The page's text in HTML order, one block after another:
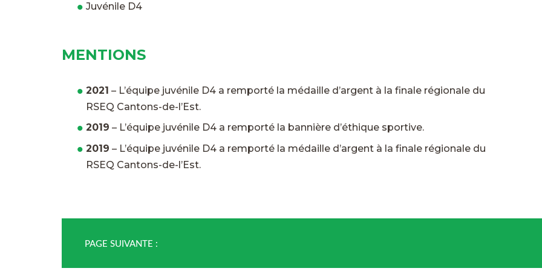
Juvénile D4
MENTIONS
2021 – L’équipe juvénile D4 a remporté la médaille d’argent à la finale régionale du
RSEQ Cantons-de-l’Est.
2019 – L’équipe juvénile D4 a remporté la bannière d’éthique sportive.
2019 – L’équipe juvénile D4 a remporté la médaille d’argent à la finale régionale du
RSEQ Cantons-de-l’Est.
PAGE SUIVANTE :